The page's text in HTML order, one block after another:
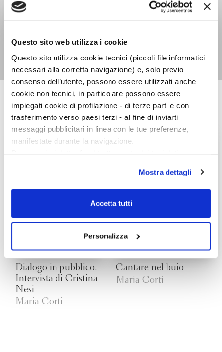
Questo sito web utilizza i cookie
Questo sito utilizza cookie tecnici (piccoli file informatici
necessari alla corretta navigazione) e, solo previo
consenso dell’utente, possono essere utilizzati anche
cookie non tecnici, in particolare possono essere
impiegati cookie di profilazione - di terze parti e con
trasferimento verso paesi terzi - al fine di inviarti
messaggi pubblicitari in linea con le tue preferenze,
manifestate durante la navigazione.
scelte privacy sui cookie, ti invitiamo a prendere visione
dell’informativa cookie.
Chiudendo il banner tramite la “X” prosegui la
dei soli cookie tecnici. Selezionando “Accetta tutti” presti
il tuo consenso alla profilazione che potrai revocare in
ogni momentoRevoca
Mostra dettagli
Accetta tutti
Personalizza
Il canto delle sirene
Maria Corti
L'ora di tutti
Maria Corti
GRANDI TASCABILI
Dialogo in pubblico.
Intervista di Cristina
Nesi
Maria Corti
Cantare nel buio
Maria Corti